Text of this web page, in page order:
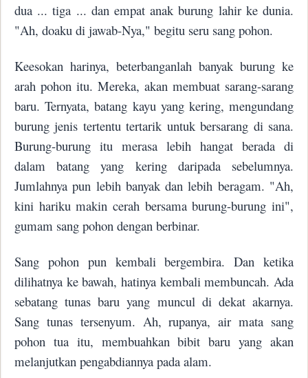
dua ... tiga ... dan empat anak burung lahir ke dunia.
"Ah, doaku di jawab-Nya," begitu seru sang pohon.
Keesokan harinya, beterbanganlah banyak burung ke
arah pohon itu. Mereka, akan membuat sarang-sarang
baru. Ternyata, batang kayu yang kering, mengundang
burung jenis tertentu tertarik untuk bersarang di sana.
Burung-burung itu merasa lebih hangat berada di
dalam batang yang kering daripada sebelumnya.
Jumlahnya pun lebih banyak dan lebih beragam. "Ah,
kini hariku makin cerah bersama burung-burung ini",
gumam sang pohon dengan berbinar.
Sang pohon pun kembali bergembira. Dan ketika
dilihatnya ke bawah, hatinya kembali membuncah. Ada
sebatang tunas baru yang muncul di dekat akarnya.
Sang tunas tersenyum. Ah, rupanya, air mata sang
pohon tua itu, membuahkan bibit baru yang akan
melanjutkan pengabdiannya pada alam.